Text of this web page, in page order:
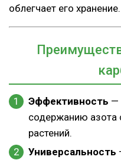
облегчает его хранение.
Эффективность —
содержанию азота
растений.
Универсальность